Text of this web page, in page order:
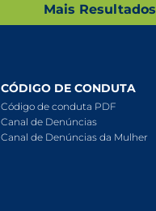
Mais Resultados
CÓDIGO DE CONDUTA
Código de conduta PDF
Canal de Denúncias
Canal de Denúncias da Mulher